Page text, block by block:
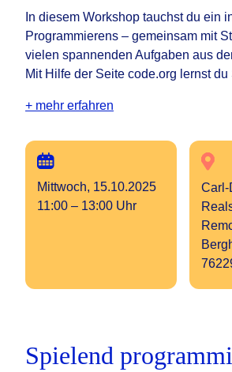
In diesem Workshop tauchst du ein
Programmierens – gemeinsam mit
vielen spannenden Aufgaben aus
Mit Hilfe der Seite code.org lernst
+ mehr erfahren
Mittwoch, 15.10.2025
11:00 – 13:00 Uhr
Carl-
Spielend